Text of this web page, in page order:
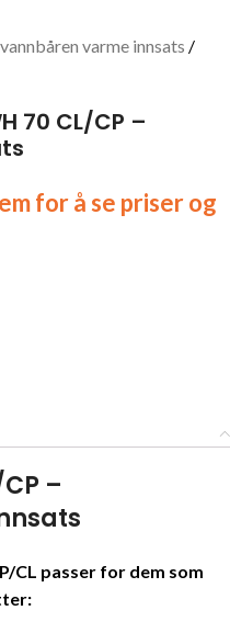
varme innsats
70 CL/CP –
for å se priser og
–
CL passer for dem som